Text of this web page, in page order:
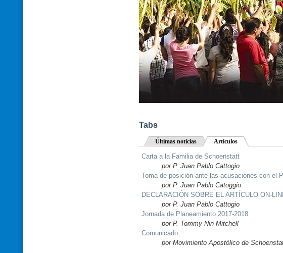
Tabs
Últimas noticias Artículos
Carta a la Familia de Schoenstatt
por P. Juan Pablo Cattogio
Toma de posición ante las acusaciones con el
por P. Juan Pablo Catoggio
DECLARACIÓN SOBRE EL ARTÍCULO ON-
por P. Juan Pablo Cattogio
Jornada de Planeamiento 2017-2018
por P. Tommy Nin Mitchell
Comunicado
por Movimiento Apostólico de